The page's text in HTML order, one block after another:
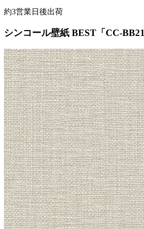
約3営業日後出荷
シンコール壁紙 BEST「CC-